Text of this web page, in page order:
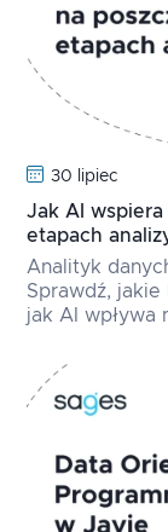
30 lipiec
Jak AI
etapach
Analityk
Sprawdź, jakie
jak AI wpływa